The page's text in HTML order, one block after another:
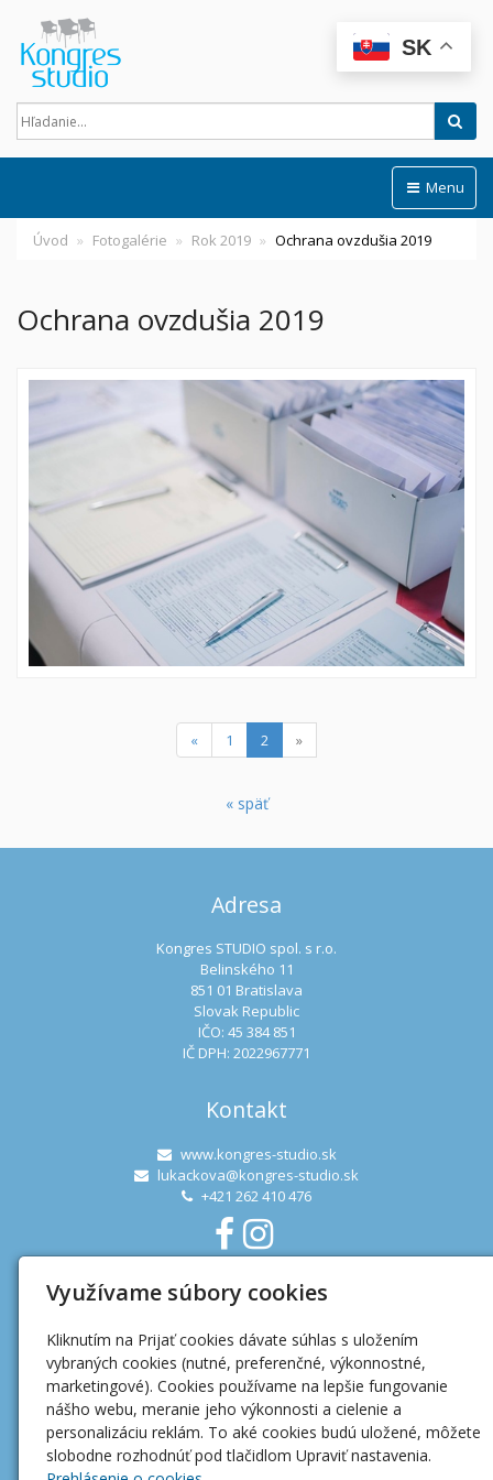
Menu
Úvod Fotogalérie Rok 2019 Ochrana ovzdušia 2019
Ochrana ovzdušia 2019
« 1 2 (current)
»
« späť
Adresa
Kongres STUDIO spol. s r.o.
Belinského 11
851 01 Bratislava
Slovak Republic
IČO: 45 384 851
IČ DPH: 2022967771
Kontakt
www.kongres-studio.sk
lukackova@kongres-studio.sk
+421 262 410 476
Užitočné linky
Ochrana osobných údajov
Mapa webu
SK
Využívame súbory cookies
Kliknutím na Prijať cookies dávate súhlas s uložením
vybraných cookies (nutné, preferenčné, výkonnostné,
marketingové). Cookies používame na lepšie fungovanie
nášho webu, meranie jeho výkonnosti a cielenie a
personalizáciu reklám. To aké cookies budú uložené, môžete
slobodne rozhodnúť pod tlačidlom Upraviť nastavenia.